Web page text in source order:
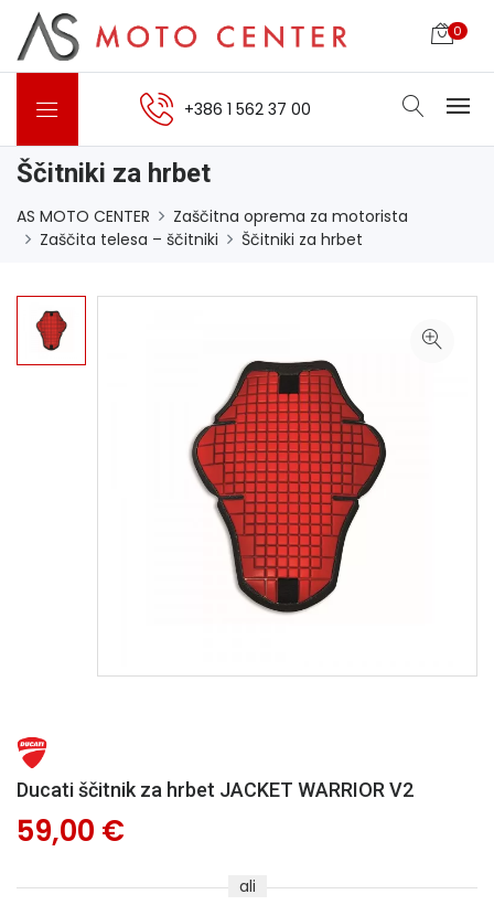
0
+386 1 562 37 00
Ščitniki za hrbet
AS MOTO CENTER
Zaščitna oprema za motorista
Zaščita telesa – ščitniki
Ščitniki za hrbet
Ducati ščitnik za hrbet JACKET WARRIOR V2
59,00 €
ali